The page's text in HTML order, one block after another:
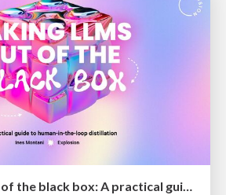
Taking LLMs out of the black box: A practical guide to human-in-the-loop distillation